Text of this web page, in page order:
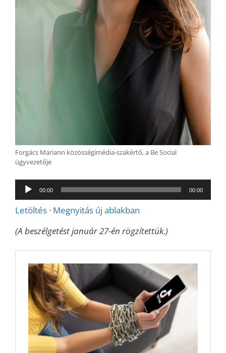
Forgács Mariann közösségimédia-szakértő, a Be Social
ügyvezetője
Audió
lejátszó
00:00 00:00
Letöltés · Megnyitás új ablakban
(A beszélgetést január 27-én rögzítettük.)